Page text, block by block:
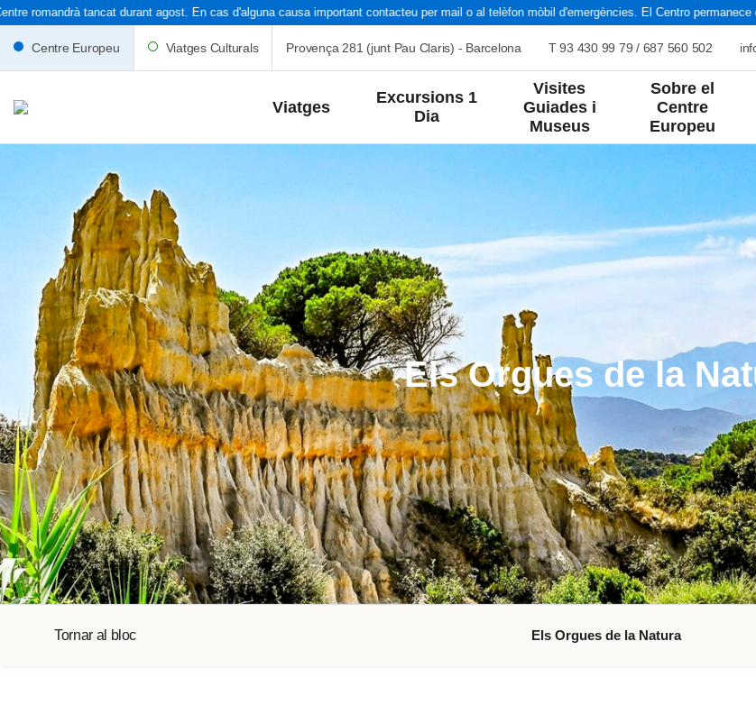
romandrà tancat durant agost. En cas d'alguna causa important contacteu per mail o al telèfon mòbil d'emergències. El Centro
Centre Europeu Viatges Culturals Provença 281 (junt Pau Claris) - Barcelona T93 430 99 79 / 687 560 502
Viatges
Història
Catalunya
Espanya
França
Itàlia
Excursions 1
Dia
Visites
Guiades i
Museus
Sobre el
Centre
Europeu
Els Orgues de la
Tornar al bloc Els Orgues de la Natura